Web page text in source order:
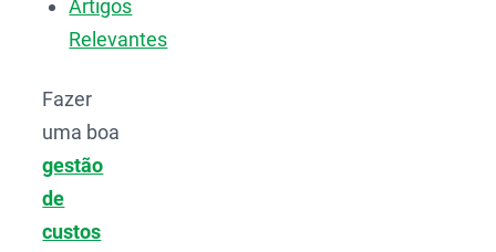
Artigos
Relevantes
Fazer
uma boa
gestão
de
custos